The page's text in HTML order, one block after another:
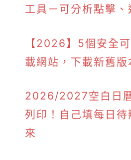
工具－可分析點擊、
【2026】5個安全
載網站，下載新舊版
2026/2027空白日
列印！自己填每日待
來